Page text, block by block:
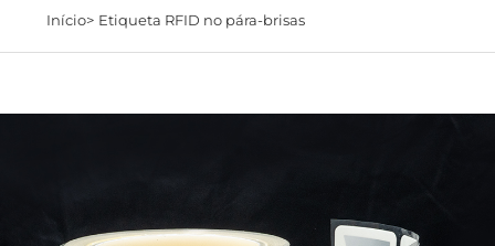
Início> Etiqueta RFID no pára-brisas